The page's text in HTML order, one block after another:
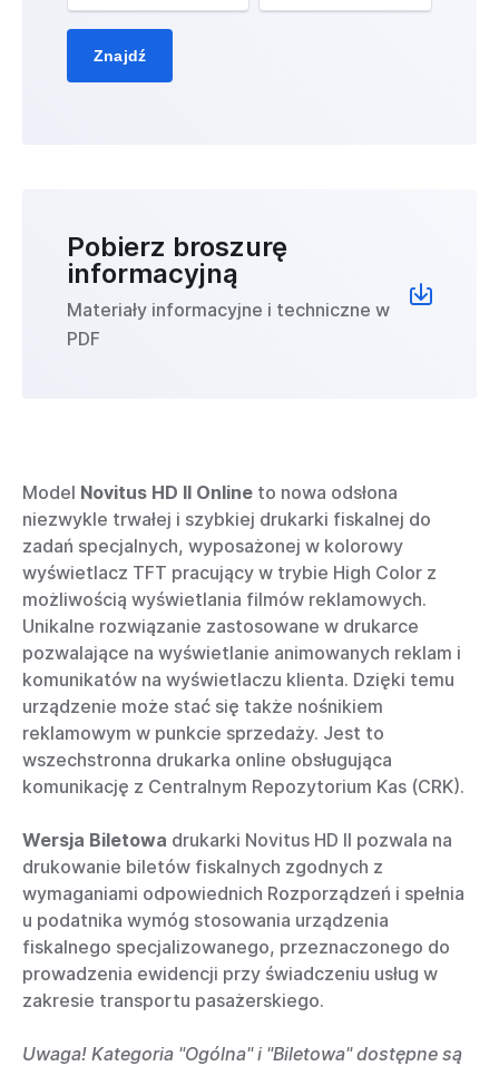
Znajdź
Pobierz broszurę
informacyjną
Materiały informacyjne i techniczne w
PDF
Model Novitus HD II Online to nowa odsłona
niezwykle trwałej i szybkiej drukarki fiskalnej do
zadań specjalnych, wyposażonej w kolorowy
wyświetlacz TFT pracujący w trybie High Color z
możliwością wyświetlania filmów reklamowych.
Unikalne rozwiązanie zastosowane w drukarce
pozwalające na wyświetlanie animowanych reklam i
komunikatów na wyświetlaczu klienta. Dzięki temu
urządzenie może stać się także nośnikiem
reklamowym w punkcie sprzedaży. Jest to
wszechstronna drukarka online obsługująca
komunikację z Centralnym Repozytorium Kas (CRK).
Wersja Biletowa drukarki Novitus HD II pozwala na
drukowanie biletów fiskalnych zgodnych z
wymaganiami odpowiednich Rozporządzeń i spełnia
u podatnika wymóg stosowania urządzenia
fiskalnego specjalizowanego, przeznaczonego do
prowadzenia ewidencji przy świadczeniu usług w
zakresie transportu pasażerskiego.
Uwaga! Kategoria "Ogólna" i "Biletowa" dostępne są